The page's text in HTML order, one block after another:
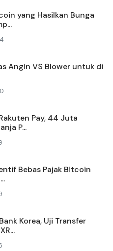
yang Hasilkan Bunga
Angin VS Blower untuk di
Pay, 44 Juta
P...
Bebas Pajak Bitcoin
Korea, Uji Transfer